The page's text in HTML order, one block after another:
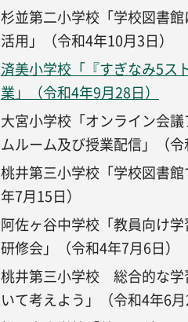
杉並第二小学校「学校図書
活用」（令和4年10月3日）
済美小学校「『すぎなみ5ス
業」（令和4年9月28日）
大宮小学校「オンライン会
ムルーム及び授業配信」（令
桃井第三小学校「学校図書
年7月15日）
阿佐ヶ谷中学校「教員向け
研修会」（令和4年7月6日）
桃井第三小学校 総合的な学
いて考えよう」（令和4年6月